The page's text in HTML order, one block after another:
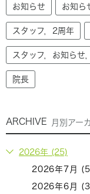
お知らせ お知ら
スタッフ，2周年
スタッフ，お知らせ
院長
ARCHIVE 月別アー
2026年 (25)
2026年7月
2026年6月